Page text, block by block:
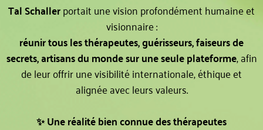
Tal Schallerportait une vision profondément humaine et
visionnaire :
réunir tous les thérapeutes, guérisseurs, faiseurs de
secrets, artisans du monde sur une seule plateforme, afin
de leur offrir une visibilité internationale, éthique et
alignée avec leurs valeurs.
✨ Une réalité bien connue des thérapeutes